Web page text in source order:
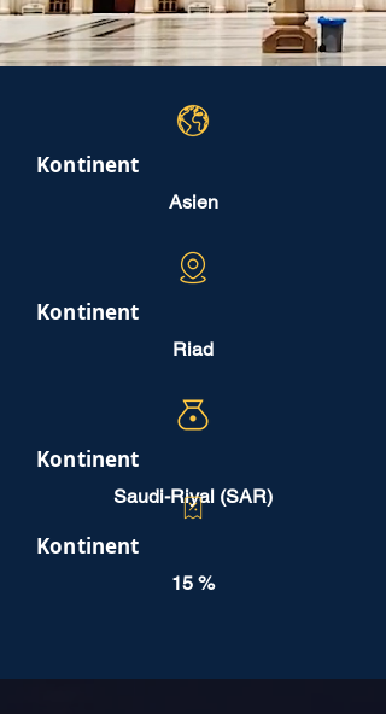
Kontinent
Asien
Kontinent
Riad
Kontinent
Saudi-Riyal (SAR)
Kontinent
15 %